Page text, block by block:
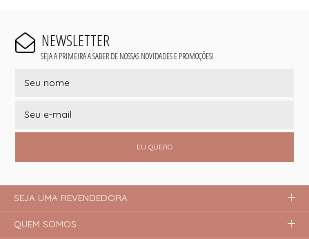
NEWSLETTER
SEJA A PRIMEIRA A SABER DE NOSSAS NOVIDADES E PROMOÇÕES!
EU QUERO
SEJA UMA REVENDEDORA
QUEM SOMOS